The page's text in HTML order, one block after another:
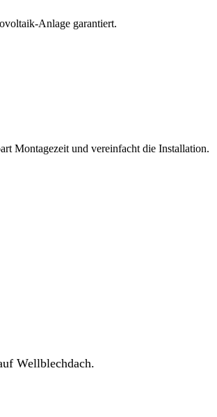
Anlage garantiert.
Montagezeit und vereinfacht die Installation.
Wellblechdach.